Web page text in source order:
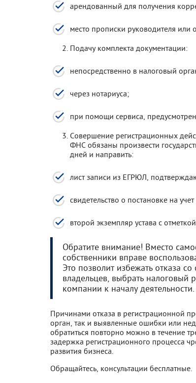
арендованный для получения
место прописки руководителя или
Подачу комплекта документации:
непосредственно в налоговый
через нотариуса;
при помощи сервиса,
Совершение регистрационных
ФНС обязаны произвести
дней и направить:
лист записи из ЕГРЮЛ,
свидетельство о постановке на
второй экземпляр устава с
Обратите внимание! Вместо
собственники вправе
Это позволит избежать отказа
владельцев, выбрать налоговый
компании к началу деятельности.
Причинами отказа в регистрационной
орган, так и выявленные ошибки или
обратиться повторно можно в течение
задержка регистрационного процесса
развития бизнеса.
Обращайтесь, консультации бесплатные.